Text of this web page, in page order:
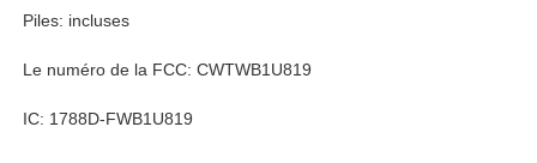
Piles: incluses
Le numéro de la FCC: CWTWB1U819
IC: 1788D-FWB1U819